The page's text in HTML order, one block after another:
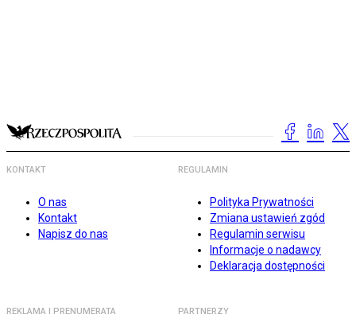
KONTAKT
O nas
Kontakt
Napisz do nas
REGULAMIN
Polityka Prywatności
Zmiana ustawień zgód
Regulamin serwisu
Informacje o nadawcy
Deklaracja dostępności
REKLAMA I PRENUMERATA PARTNERZY